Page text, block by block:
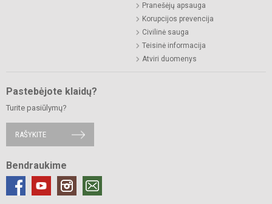
Pranešėjų apsauga
Korupcijos prevencija
Civilinė sauga
Teisinė informacija
Atviri duomenys
Pastebėjote klaidų?
Turite pasiūlymų?
RAŠYKITE
Bendraukime